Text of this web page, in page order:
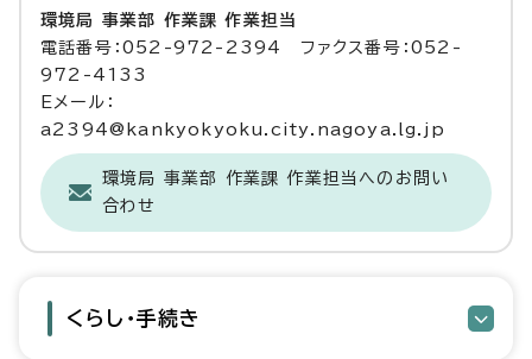
環境局 事業部 作業課 作業担当
電話番号：052-972-2394 ファクス番号：052-
972-4133
Eメール：
a2394@kankyokyoku.city.nagoya.lg.jp
環境局 事業部 作業課 作業担当へのお問い
合わせ
くらし・手続き